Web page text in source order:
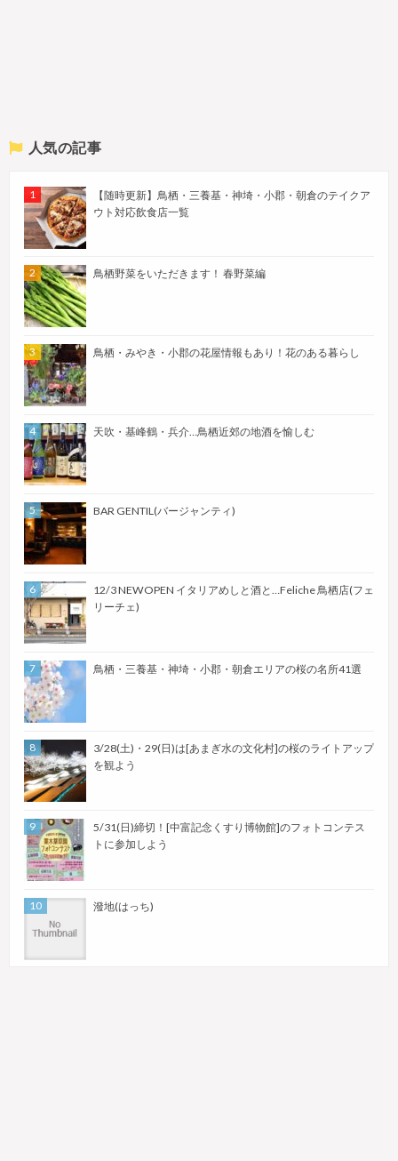
人気の記事
【随時更新】鳥栖・三養基・神埼・小郡・朝倉のテイクア
ウト対応飲食店一覧
鳥栖野菜をいただきます！ 春野菜編
鳥栖・みやき・小郡の花屋情報もあり！花のある暮らし
天吹・基峰鶴・兵介…鳥栖近郊の地酒を愉しむ
BAR GENTIL(バージャンティ)
12/3 NEWOPEN イタリアめしと酒と…Feliche 鳥栖店(フェ
リーチェ)
鳥栖・三養基・神埼・小郡・朝倉エリアの桜の名所41選
3/28(土)・29(日)は[あまぎ水の文化村]の桜のライトアップ
を観よう
5/31(日)締切！[中富記念くすり博物館]のフォトコンテス
トに参加しよう
潑地(はっち)